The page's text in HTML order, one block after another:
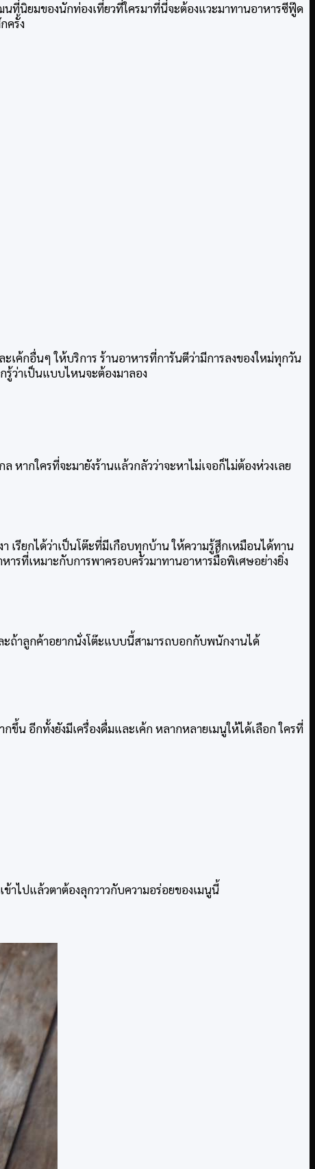
ที่นิยมของนักท่องเที่ยวที่ใครมาที่นี่จะต้องแวะมาทานอาหารซีฟู๊ด
ครั้ง
เค้กอื่นๆ ให้บริการ ร้านอาหารที่การันตีว่ามีการลงของใหม่ทุกวัน
รู้ว่าเป็นแบบไหนจะต้องมาลอง
ากใครที่จะมายังร้านแล้วกลัวว่าจะหาไม่เจอก็ไม่ต้องห่วงเลย
เรียกได้ว่าเป็นโต๊ะที่มีเกือบทุกบ้าน ให้ความรู้สึกเหมือนได้ทาน
ารที่เหมาะกับการพาครอบครัวมาทานอาหารมื้อพิเศษอย่างยิ่ง
ถ้าลูกค้าอยากนั่งโต๊ะแบบนี้สามารถบอกกับพนักงานได้
น อีกทั้งยังมีเครื่องดื่มและเค้ก หลากหลายเมนูให้ได้เลือก ใครที่
ไปแล้วตาต้องลุกวาวกับความอร่อยของเมนูนี้